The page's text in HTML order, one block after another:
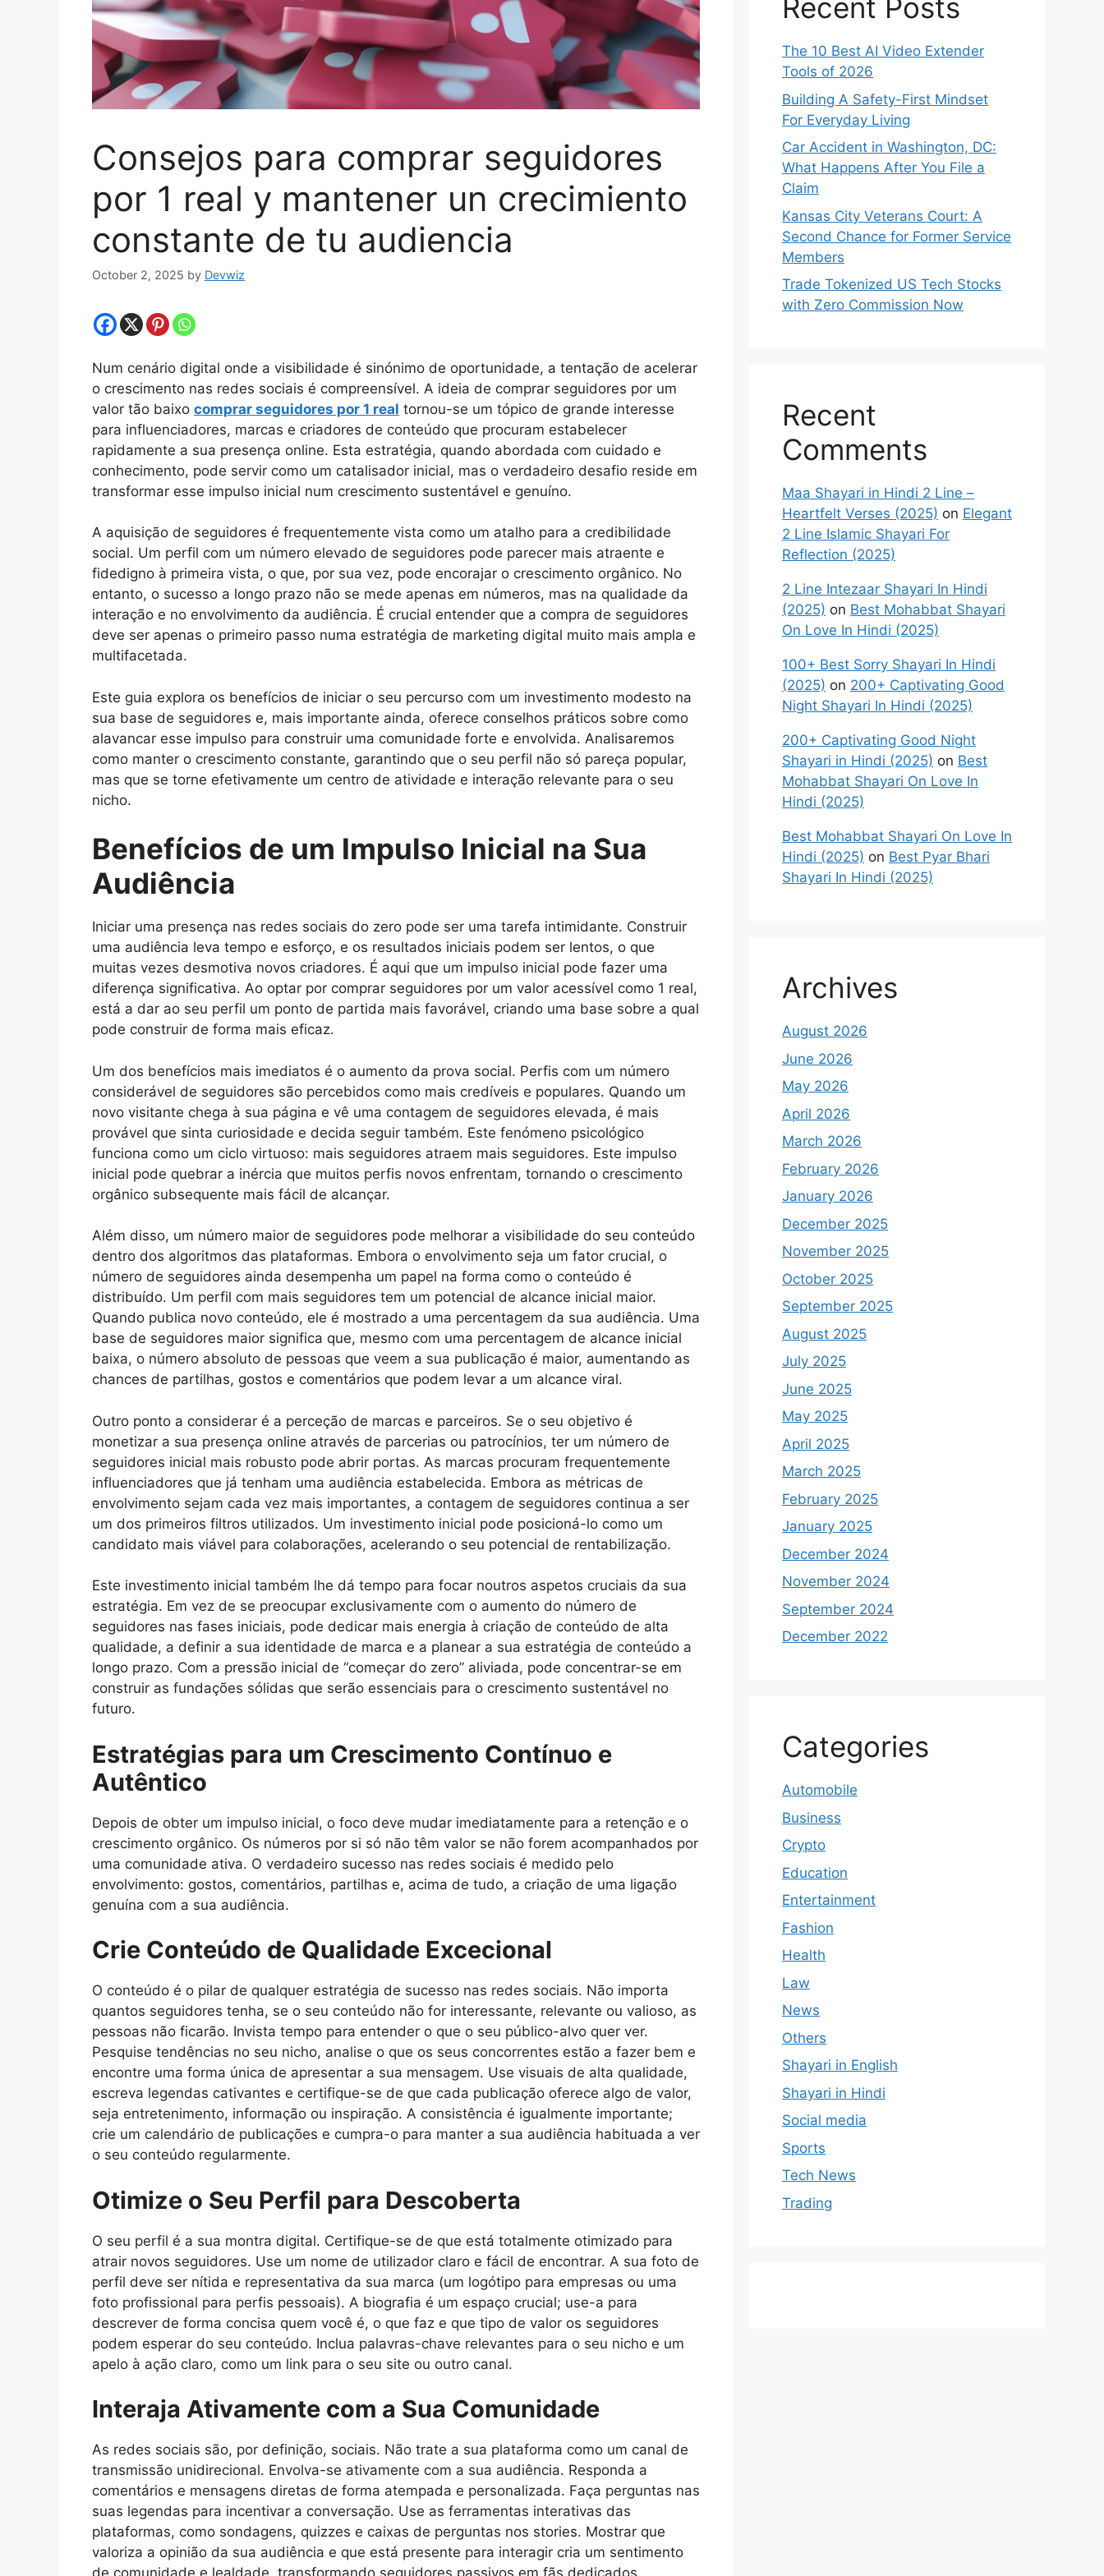
Consejos para comprar seguidores
por 1 real y mantener un crecimiento
constante de tu audiencia
October 2, 2025 by Devwiz
Num cenário digital onde a visibilidade é sinónimo de oportunidade, a tentação de acelerar
o crescimento nas redes sociais é compreensível. A ideia de comprar seguidores por um
valor tão baixo comprar seguidores por 1 real tornou-se um tópico de grande interesse
para influenciadores, marcas e criadores de conteúdo que procuram estabelecer
rapidamente a sua presença online. Esta estratégia, quando abordada com cuidado e
conhecimento, pode servir como um catalisador inicial, mas o verdadeiro desafio reside em
transformar esse impulso inicial num crescimento sustentável e genuíno.
A aquisição de seguidores é frequentemente vista como um atalho para a credibilidade
social. Um perfil com um número elevado de seguidores pode parecer mais atraente e
fidedigno à primeira vista, o que, por sua vez, pode encorajar o crescimento orgânico. No
entanto, o sucesso a longo prazo não se mede apenas em números, mas na qualidade da
interação e no envolvimento da audiência. É crucial entender que a compra de seguidores
deve ser apenas o primeiro passo numa estratégia de marketing digital muito mais ampla e
multifacetada.
Este guia explora os benefícios de iniciar o seu percurso com um investimento modesto na
sua base de seguidores e, mais importante ainda, oferece conselhos práticos sobre como
alavancar esse impulso para construir uma comunidade forte e envolvida. Analisaremos
como manter o crescimento constante, garantindo que o seu perfil não só pareça popular,
mas que se torne efetivamente um centro de atividade e interação relevante para o seu
nicho.
Benefícios de um Impulso Inicial na Sua
Audiência
Iniciar uma presença nas redes sociais do zero pode ser uma tarefa intimidante. Construir
uma audiência leva tempo e esforço, e os resultados iniciais podem ser lentos, o que
muitas vezes desmotiva novos criadores. É aqui que um impulso inicial pode fazer uma
diferença significativa. Ao optar por comprar seguidores por um valor acessível como 1 real,
está a dar ao seu perfil um ponto de partida mais favorável, criando uma base sobre a qual
pode construir de forma mais eficaz.
Um dos benefícios mais imediatos é o aumento da prova social. Perfis com um número
considerável de seguidores são percebidos como mais credíveis e populares. Quando um
novo visitante chega à sua página e vê uma contagem de seguidores elevada, é mais
provável que sinta curiosidade e decida seguir também. Este fenómeno psicológico
funciona como um ciclo virtuoso: mais seguidores atraem mais seguidores. Este impulso
inicial pode quebrar a inércia que muitos perfis novos enfrentam, tornando o crescimento
orgânico subsequente mais fácil de alcançar.
Além disso, um número maior de seguidores pode melhorar a visibilidade do seu conteúdo
dentro dos algoritmos das plataformas. Embora o envolvimento seja um fator crucial, o
número de seguidores ainda desempenha um papel na forma como o conteúdo é
distribuído. Um perfil com mais seguidores tem um potencial de alcance inicial maior.
Quando publica novo conteúdo, ele é mostrado a uma percentagem da sua audiência. Uma
base de seguidores maior significa que, mesmo com uma percentagem de alcance inicial
baixa, o número absoluto de pessoas que veem a sua publicação é maior, aumentando as
chances de partilhas, gostos e comentários que podem levar a um alcance viral.
Outro ponto a considerar é a perceção de marcas e parceiros. Se o seu objetivo é
monetizar a sua presença online através de parcerias ou patrocínios, ter um número de
seguidores inicial mais robusto pode abrir portas. As marcas procuram frequentemente
influenciadores que já tenham uma audiência estabelecida. Embora as métricas de
envolvimento sejam cada vez mais importantes, a contagem de seguidores continua a ser
um dos primeiros filtros utilizados. Um investimento inicial pode posicioná-lo como um
candidato mais viável para colaborações, acelerando o seu potencial de rentabilização.
Este investimento inicial também lhe dá tempo para focar noutros aspetos cruciais da sua
estratégia. Em vez de se preocupar exclusivamente com o aumento do número de
seguidores nas fases iniciais, pode dedicar mais energia à criação de conteúdo de alta
qualidade, a definir a sua identidade de marca e a planear a sua estratégia de conteúdo a
longo prazo. Com a pressão inicial de “começar do zero” aliviada, pode concentrar-se em
construir as fundações sólidas que serão essenciais para o crescimento sustentável no
futuro.
Estratégias para um Crescimento Contínuo e
Autêntico
Depois de obter um impulso inicial, o foco deve mudar imediatamente para a retenção e o
crescimento orgânico. Os números por si só não têm valor se não forem acompanhados por
uma comunidade ativa. O verdadeiro sucesso nas redes sociais é medido pelo
envolvimento: gostos, comentários, partilhas e, acima de tudo, a criação de uma ligação
genuína com a sua audiência.
Crie Conteúdo de Qualidade Excecional
O conteúdo é o pilar de qualquer estratégia de sucesso nas redes sociais. Não importa
quantos seguidores tenha, se o seu conteúdo não for interessante, relevante ou valioso, as
pessoas não ficarão. Invista tempo para entender o que o seu público-alvo quer ver.
Pesquise tendências no seu nicho, analise o que os seus concorrentes estão a fazer bem e
encontre uma forma única de apresentar a sua mensagem. Use visuais de alta qualidade,
escreva legendas cativantes e certifique-se de que cada publicação oferece algo de valor,
seja entretenimento, informação ou inspiração. A consistência é igualmente importante;
crie um calendário de publicações e cumpra-o para manter a sua audiência habituada a ver
o seu conteúdo regularmente.
Otimize o Seu Perfil para Descoberta
O seu perfil é a sua montra digital. Certifique-se de que está totalmente otimizado para
atrair novos seguidores. Use um nome de utilizador claro e fácil de encontrar. A sua foto de
perfil deve ser nítida e representativa da sua marca (um logótipo para empresas ou uma
foto profissional para perfis pessoais). A biografia é um espaço crucial; use-a para
descrever de forma concisa quem você é, o que faz e que tipo de valor os seguidores
podem esperar do seu conteúdo. Inclua palavras-chave relevantes para o seu nicho e um
apelo à ação claro, como um link para o seu site ou outro canal.
Interaja Ativamente com a Sua Comunidade
As redes sociais são, por definição, sociais. Não trate a sua plataforma como um canal de
transmissão unidirecional. Envolva-se ativamente com a sua audiência. Responda a
comentários e mensagens diretas de forma atempada e personalizada. Faça perguntas nas
suas legendas para incentivar a conversação. Use as ferramentas interativas das
plataformas, como sondagens, quizzes e caixas de perguntas nos stories. Mostrar que
valoriza a opinião da sua audiência e que está presente para interagir cria um sentimento
Recent Posts
The 10 Best AI Video Extender
Tools of 2026
Building A Safety-First Mindset
For Everyday Living
Car Accident in Washington, DC:
What Happens After You File a
Claim
Kansas City Veterans Court: A
Second Chance for Former Service
Members
Trade Tokenized US Tech Stocks
with Zero Commission Now
Recent
Comments
Maa Shayari in Hindi 2 Line –
Heartfelt Verses (2025) on Elegant
2 Line Islamic Shayari For
Reflection (2025)
2 Line Intezaar Shayari In Hindi
(2025) on Best Mohabbat Shayari
On Love In Hindi (2025)
100+ Best Sorry Shayari In Hindi
(2025) on 200+ Captivating Good
Night Shayari In Hindi (2025)
200+ Captivating Good Night
Shayari in Hindi (2025) on Best
Mohabbat Shayari On Love In
Hindi (2025)
Best Mohabbat Shayari On Love In
Hindi (2025) on Best Pyar Bhari
Shayari In Hindi (2025)
Archives
August 2026
June 2026
May 2026
April 2026
March 2026
February 2026
January 2026
December 2025
November 2025
October 2025
September 2025
August 2025
July 2025
June 2025
May 2025
April 2025
March 2025
February 2025
January 2025
December 2024
November 2024
September 2024
December 2022
Categories
Automobile
Business
Crypto
Education
Entertainment
Fashion
Health
Law
News
Others
Shayari in English
Shayari in Hindi
Social media
Sports
Tech News
Trading